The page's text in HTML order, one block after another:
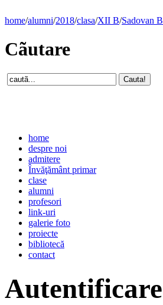
home/alumni/2018/clasa/XII B/Sadovan
Cãutare
home
despre noi
admitere
Învăţământ primar
clase
alumni
profesori
link-uri
galerie foto
proiecte
bibliotecă
contact
Autentificare